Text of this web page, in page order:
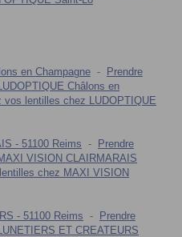
en Champagne -
Prendre
Châlons en
vos lentilles chez LUDOPTIQUE
- 51100 Reims -
Prendre
VISION CLAIRMARAIS
chez MAXI VISION
- 51100 Reims -
Prendre
ET CREATEURS